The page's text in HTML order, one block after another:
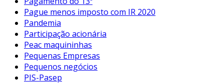
Pague menos imposto com IR 2020
Pandemia
Participação acionária
Peac maquininhas
Pequenas Empresas
Pequenos negócios
PIS-Pasep